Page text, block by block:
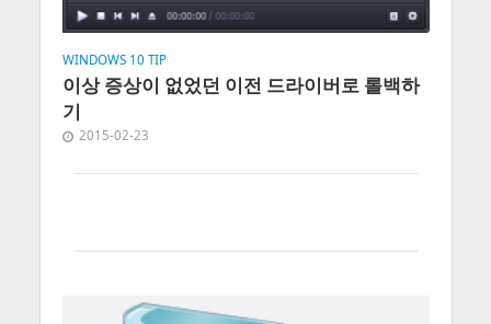
WINDOWS 10 TIP
이상 증상이 없었던 이전 드라이버로 롤백하
기
2015-02-23